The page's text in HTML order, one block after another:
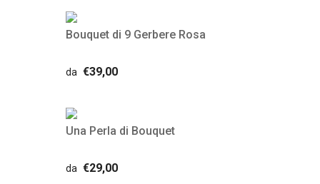
Bouquet di 9 Gerbere Rosa
da €39,00
Una Perla di Bouquet
da €29,00